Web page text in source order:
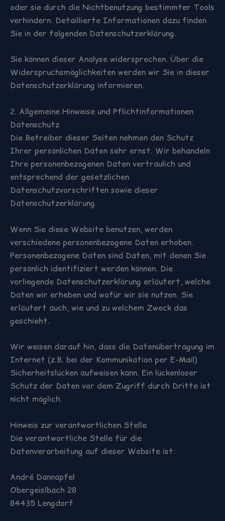
oder sie durch die Nichtbenutzung bestimmter Tools
verhindern. Detaillierte Informationen dazu finden
Sie in der folgenden Datenschutzerklärung.
Sie können dieser Analyse widersprechen. Über die
Widerspruchsmöglichkeiten werden wir Sie in dieser
Datenschutzerklärung informieren.
2. Allgemeine Hinweise und Pflichtinformationen
Datenschutz
Die Betreiber dieser Seiten nehmen den Schutz
Ihrer persönlichen Daten sehr ernst. Wir behandeln
Ihre personenbezogenen Daten vertraulich und
entsprechend der gesetzlichen
Datenschutzvorschriften sowie dieser
Datenschutzerklärung.
Wenn Sie diese Website benutzen, werden
verschiedene personenbezogene Daten erhoben.
Personenbezogene Daten sind Daten, mit denen Sie
persönlich identifiziert werden können. Die
vorliegende Datenschutzerklärung erläutert, welche
Daten wir erheben und wofür wir sie nutzen. Sie
erläutert auch, wie und zu welchem Zweck das
geschieht.
Wir weisen darauf hin, dass die Datenübertragung im
Internet (z.B. bei der Kommunikation per E-Mail)
Sicherheitslücken aufweisen kann. Ein lückenloser
Schutz der Daten vor dem Zugriff durch Dritte ist
nicht möglich.
Hinweis zur verantwortlichen Stelle
Die verantwortliche Stelle für die
Datenverarbeitung auf dieser Website ist:
André Dannapfel
Obergeislbach 28
84435 Lengdorf